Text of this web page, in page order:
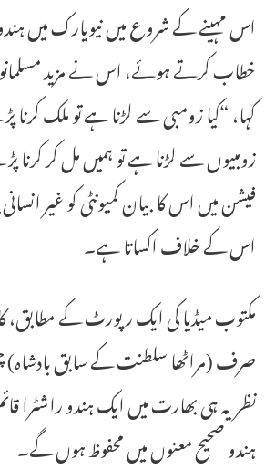
اس مہینے کے شروع میں نیویارک میں
خطاب کرتے ہوئے، اس نے مزید
کہا، “کیا زومبی سے لڑنا ہے تو ملک
زومبیوں سے لڑنا ہے تو ہمیں مل کر کرنا
فیشن میں اس کا بیان کمیونٹی کو غیر
اس کے خلاف اکساتا ہے۔
مکتوب میڈیا کی ایک رپورٹ کے
صرف (مراٹھا سلطنت کے سابق بادشاہ)
نظریہ ہی بھارت میں ایک ہندو راشٹرا
ہندو صحیح معنوں میں محفوظ ہوں گے۔